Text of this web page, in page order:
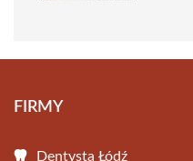
FIRMY
Dentysta Łódź